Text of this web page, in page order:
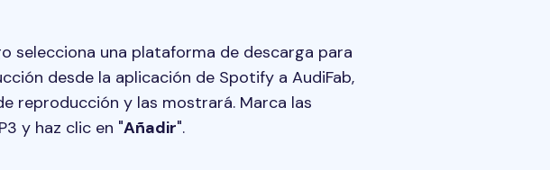
selecciona una plataforma de descarga para
desde la aplicación de Spotify a AudiFab,
reproducción y las mostrará. Marca las
y haz clic en "Añadir".